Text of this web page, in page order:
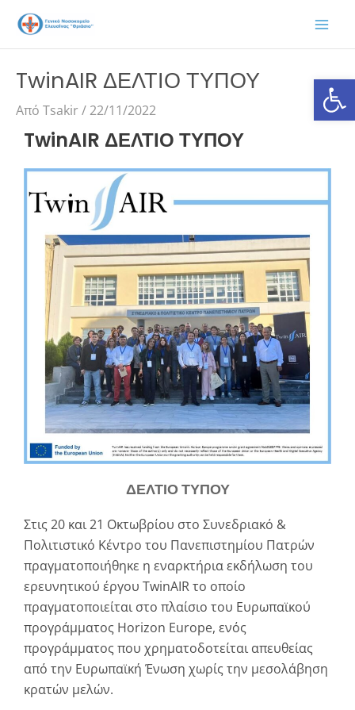
Μετάβαση
στο
περιεχόμενο
TwinAIR ΔΕΛΤΙΟ ΤΥΠΟΥ
Από Tsakir/ 22/11/2022
TwinAIR ΔΕΛΤΙΟ ΤΥΠΟΥ
ΔΕΛΤΙΟ ΤΥΠΟΥ
Στις 20 και 21 Οκτωβρίου στο Συνεδριακό &
Πολιτιστικό Κέντρο του Πανεπιστημίου Πατρών
πραγματοποιήθηκε η εναρκτήρια εκδήλωση του
ερευνητικού έργου TwinAIR το οποίο
πραγματοποιείται στο πλαίσιο του Ευρωπαϊκού
προγράμματος Horizon Europe, ενός
προγράμματος που χρηματοδοτείται απευθείας
από την Ευρωπαϊκή Ένωση χωρίς την μεσολάβηση
κρατών μελών.